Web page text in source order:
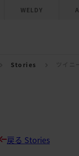
WELDY
Stories
戻る Stories